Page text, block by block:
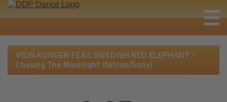
VION KONGER FEAT. SWEDISH RED ELEPHANT -
Chasing The Moonlight (Nitron/Sony)